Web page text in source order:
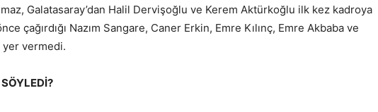
Galatasaray’dan Halil Dervişoğlu ve Kerem Aktürkoğlu ilk kez kadroya
çağırdığı Nazım Sangare, Caner Erkin, Emre Kılınç, Emre Akbaba ve
yer vermedi.